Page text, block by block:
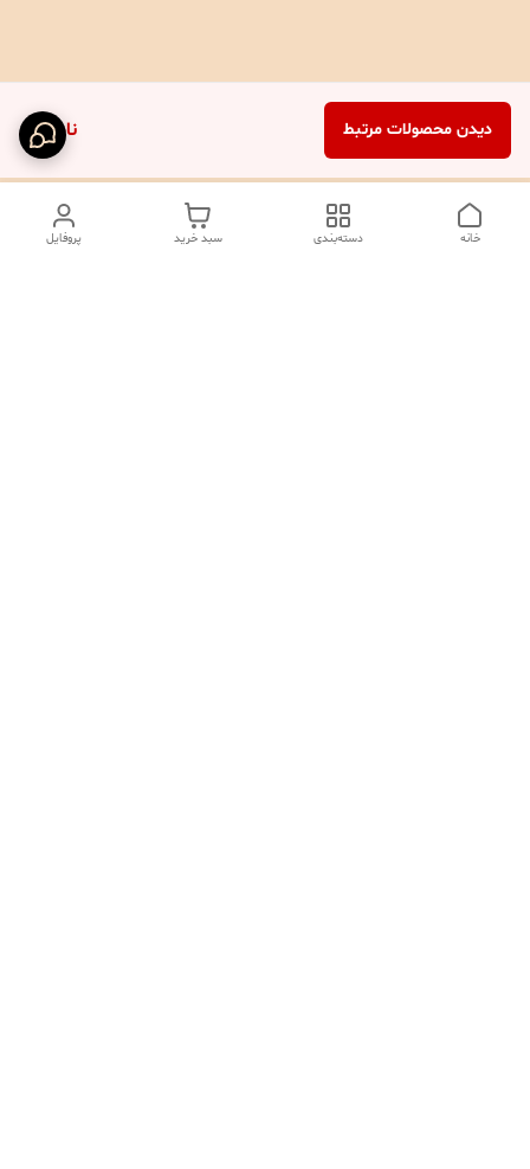
ناموجود دیدن محصولات مرتبط
پروفایل سبد خرید دسته‌بندی خانه